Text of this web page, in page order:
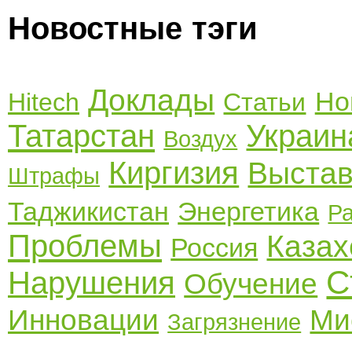
Новостные тэги
Hitech Доклады Статьи
Татарстан Воздух
Штрафы Киргизия
Таджикистан Энергетика
Проблемы Россия
Нарушения Обучение
Инновации Загрязнение